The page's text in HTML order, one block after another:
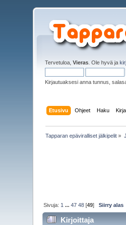
Tervetuloa,Vieras . Ole hyvä ja
Kirjautuaksesi anna tunnus,
Etusivu Ohjeet Haku
Tapparan epäviralliset jälkipelit »
Sivuja: 1 ...47 48 [49]Siirry alas
Kirjoittaja